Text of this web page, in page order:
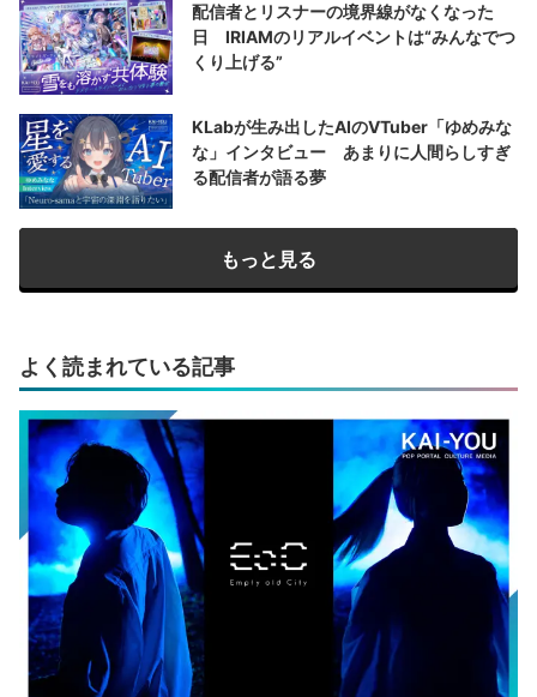
配信者とリスナーの境界線がなくなった
日 IRIAMのリアルイベントは“みんなでつ
くり上げる”
KLabが生み出したAIのVTuber「ゆめみな
な」インタビュー あまりに人間らしすぎ
る配信者が語る夢
もっと見る
よく読まれている記事